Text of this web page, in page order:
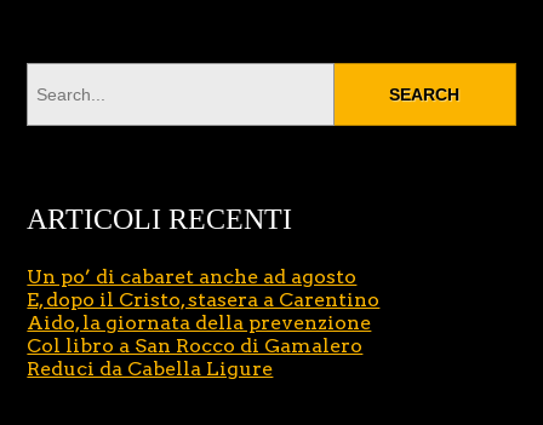
ARTICOLI RECENTI
Un po’ di cabaret anche ad agosto
E, dopo il Cristo, stasera a Carentino
Aido, la giornata della prevenzione
Col libro a San Rocco di Gamalero
Reduci da Cabella Ligure